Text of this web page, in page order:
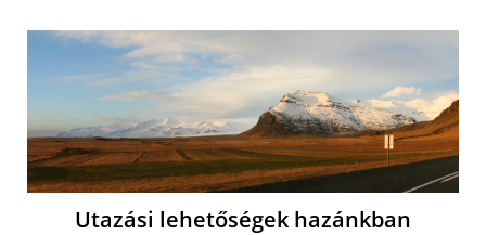
Utazási lehetőségek hazánkban